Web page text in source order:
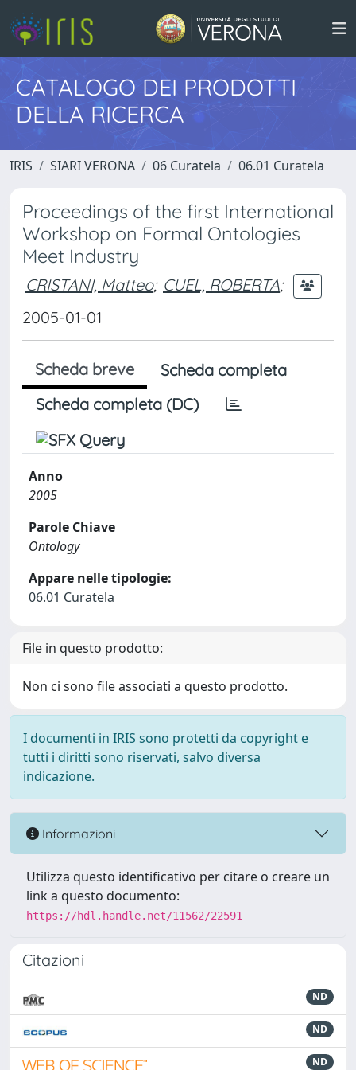
CATALOGO DEI PRODOTTI
DELLA RICERCA
IRIS SIARI VERONA 06 Curatela 06.01 Curatela
Proceedings of the first International
Workshop on Formal Ontologies
Meet Industry
CRISTANI, Matteo; CUEL, ROBERTA;
2005-01-01
Scheda breve
Scheda completa
Scheda completa (DC)
Anno
2005
Parole Chiave
Ontology
Appare nelle tipologie:
06.01 Curatela
File in questo prodotto:
Non ci sono file associati a questo prodotto.
I documenti in IRIS sono protetti da copyright e
tutti i diritti sono riservati, salvo diversa
indicazione.
Informazioni
Utilizza questo identificativo per citare o creare un
link a questo documento:
https://hdl.handle.net/11562/22591
Citazioni
ND
ND
ND